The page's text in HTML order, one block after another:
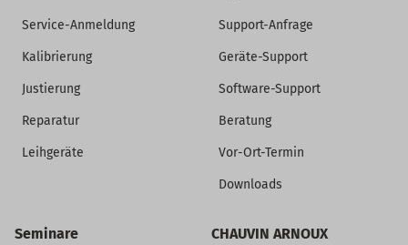
Service-Anmeldung
Kalibrierung
Justierung
Reparatur
Leihgeräte
Support-Anfrage
Geräte-Support
Software-Support
Beratung
Vor-Ort-Termin
Downloads
Seminare CHAUVIN ARNOUX